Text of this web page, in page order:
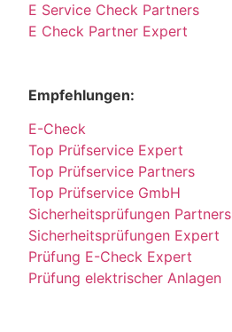
E Service Check Partners
E Check Partner Expert
Empfehlungen:
E-Check
Top Prüfservice Expert
Top Prüfservice Partners
Top Prüfservice GmbH
Sicherheitsprüfungen Partners
Sicherheitsprüfungen Expert
Prüfung E-Check Expert
Prüfung elektrischer Anlagen